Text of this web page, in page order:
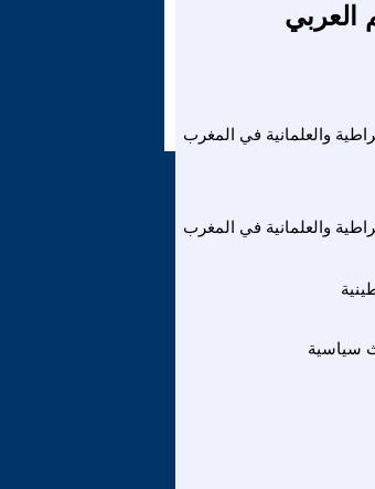
العربي
والعلمانية في المغرب
والعلمانية في المغرب
سياسية